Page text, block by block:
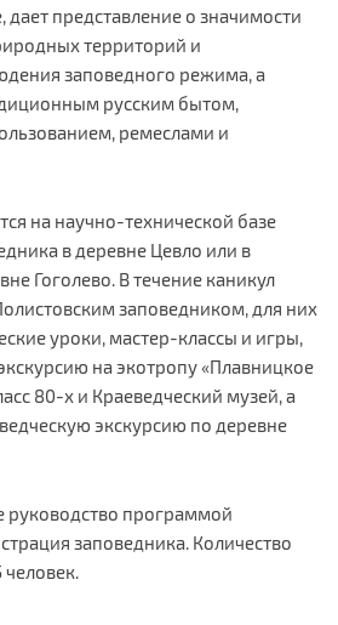
представление о значимости
территорий и
заповедного режима, а
русским бытом,
ремеслами и
на научно-технической базе
в деревне Цевло или в
Гоголево. В течение каникул
заповедником, для них
уроки, мастер-классы и игры,
на экотропу «Плавницкое
80-х и Краеведческий музей, а
экскурсию по деревне
программой
заповедника. Количество
человек.